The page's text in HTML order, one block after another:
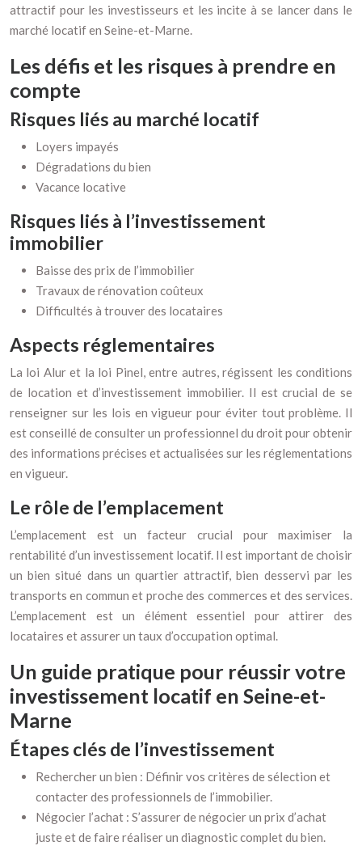
attractif pour les investisseurs et les incite à se lancer dans le
marché locatif en Seine-et-Marne.
Les défis et les risques à prendre en
compte
Risques liés au marché locatif
Loyers impayés
Dégradations du bien
Vacance locative
Risques liés à l’investissement
immobilier
Baisse des prix de l’immobilier
Travaux de rénovation coûteux
Difficultés à trouver des locataires
Aspects réglementaires
La loi Alur et la loi Pinel, entre autres, régissent les conditions
de location et d’investissement immobilier. Il est crucial de se
renseigner sur les lois en vigueur pour éviter tout problème. Il
est conseillé de consulter un professionnel du droit pour obtenir
des informations précises et actualisées sur les réglementations
en vigueur.
Le rôle de l’emplacement
L’emplacement est un facteur crucial pour maximiser la
rentabilité d’un investissement locatif. Il est important de choisir
un bien situé dans un quartier attractif, bien desservi par les
transports en commun et proche des commerces et des services.
L’emplacement est un élément essentiel pour attirer des
locataires et assurer un taux d’occupation optimal.
Un guide pratique pour réussir votre
investissement locatif en Seine-et-
Marne
Étapes clés de l’investissement
Rechercher un bien : Définir vos critères de sélection et
contacter des professionnels de l’immobilier.
Négocier l’achat : S’assurer de négocier un prix d’achat
juste et de faire réaliser un diagnostic complet du bien.